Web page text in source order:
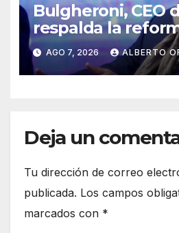
Bulgheroni, CEO
respalda la
de
impulsar
exportación
AGO 7, 2026 ALBERTO
Deja un
Tu dirección de correo
publicada. Los campos
marcados con *